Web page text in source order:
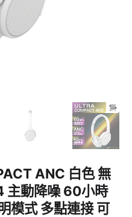
ANC 白色 無
主動降噪 60小時
模式 多點連接 可